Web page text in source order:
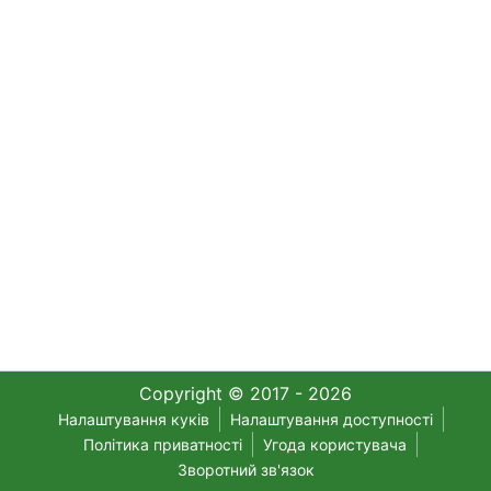
Copyright © 2017 - 2026
Налаштування куків
Налаштування доступності
Політика приватності
Угода користувача
Зворотний зв'язок